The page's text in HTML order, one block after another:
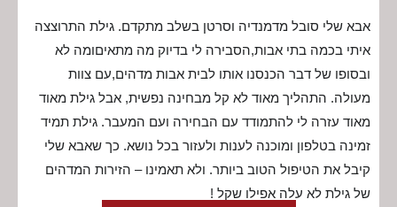
אבא שלי סובל מדמנדיה וסרטן בשלב מתקדם. גילת התרוצצה
איתי בכמה בתי אבות,הסבירה לי בדיוק מה מתאיםומה לא
ובסופו של דבר הכנסנו אותו לבית אבות מדהים,עם צוות
מעולה. התהליך מאוד לא קל מבחינה נפשית, אבל גילת מאוד
מאוד עזרה לי להתמודד עם הבחירה ועם המעבר. גילת תמיד
זמינה בטלפון ומוכנה לענות ולעזור בכל נושא. כך שאבא שלי
קיבל את הטיפול הטוב ביותר. ולא תאמינו – הזירות המדהים
של גילת לא עלה אפילו שקל !